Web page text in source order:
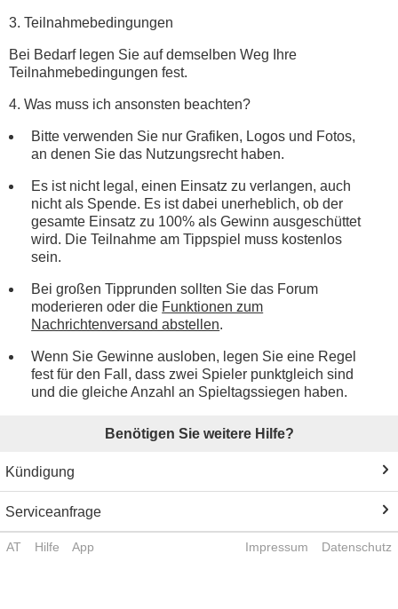
3. Teilnahmebedingungen
Bei Bedarf legen Sie auf demselben Weg Ihre
Teilnahmebedingungen fest.
4. Was muss ich ansonsten beachten?
Bitte verwenden Sie nur Grafiken, Logos und Fotos,
an denen Sie das Nutzungsrecht haben.
Es ist nicht legal, einen Einsatz zu verlangen, auch
nicht als Spende. Es ist dabei unerheblich, ob der
gesamte Einsatz zu 100% als Gewinn ausgeschüttet
wird. Die Teilnahme am Tippspiel muss kostenlos
sein.
Bei großen Tipprunden sollten Sie das Forum
moderieren oder die Funktionen zum
Nachrichtenversand abstellen.
Wenn Sie Gewinne ausloben, legen Sie eine Regel
fest für den Fall, dass zwei Spieler punktgleich sind
und die gleiche Anzahl an Spieltagssiegen haben.
Benötigen Sie weitere Hilfe?
Kündigung
Serviceanfrage
AT Hilfe App Impressum Datenschutz